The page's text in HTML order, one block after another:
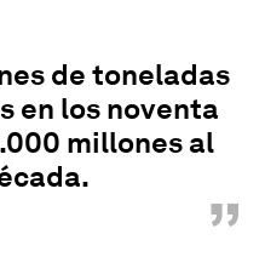
de toneladas
en los noventa
millones al
”